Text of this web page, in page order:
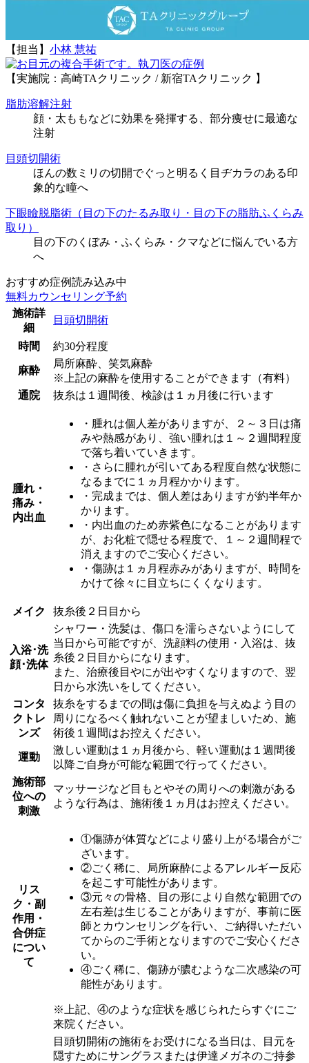
【担当】 小林 慧祐
執刀医の症例
【実施院：高崎TAクリニック / 新宿TAクリニック 】
脂肪溶解注射
顔・太ももなどに効果を発揮する、部分痩せに最適な
注射
目頭切開術
ほんの数ミリの切開でぐっと明るく目ヂカラのある印
象的な瞳へ
下眼瞼脱脂術（目の下のたるみ取り・目の下の脂肪ふくらみ
取り）
目の下のくぼみ・ふくらみ・クマなどに悩んでいる方
へ
おすすめ症例読み込み中
無料カウンセリング予約
施術詳
細
目頭切開術
時間 約30分程度
麻酔
局所麻酔、笑気麻酔
※上記の麻酔を使用することができます（有料）
通院
抜糸は１週間後、検診は１ヵ月後に行います
腫れ・
痛み・
内出血
・腫れは個人差がありますが、２～３日は痛
みや熱感があり、強い腫れは１～２週間程度
で落ち着いていきます。
・さらに腫れが引いてある程度自然な状態に
なるまでに１ヵ月程かかります。
・完成までは、個人差はありますが約半年か
かります。
・内出血のため赤紫色になることがあります
が、お化粧で隠せる程度で、１～２週間程で
消えますのでご安心ください。
・傷跡は１ヵ月程赤みがありますが、時間を
かけて徐々に目立ちにくくなります。
メイク 抜糸後２日目から
入浴･洗
顔･洗体
シャワー・洗髪は、傷口を濡らさないようにして
当日から可能ですが、洗顔料の使用・入浴は、抜
糸後２日目からになります。
また、治療後目やにが出やすくなりますので、翌
日から水洗いをしてください。
コンタ
クトレ
ンズ
抜糸をするまでの間は傷に負担を与えぬよう目の
周りになるべく触れないことが望ましいため、施
術後１週間はお控えください。
運動
激しい運動は１ヵ月後から、軽い運動は１週間後
以降ご自身が可能な範囲で行ってください。
施術部
位への
刺激
マッサージなど目もとやその周りへの刺激がある
ような行為は、施術後１ヵ月はお控えください。
リス
ク・副
作用・
合併症
につい
て
①傷跡が体質などにより盛り上がる場合がご
ざいます。
②ごく稀に、局所麻酔によるアレルギー反応
を起こす可能性があります。
③元々の骨格、目の形により自然な範囲での
左右差は生じることがありますが、事前に医
師とカウンセリングを行い、ご納得いただい
てからのご手術となりますのでご安心くださ
い。
④ごく稀に、傷跡が膿むような二次感染の可
能性があります。
※上記、④のような症状を感じられたらすぐにご
来院ください。
目頭切開術の施術をお受けになる当日は、目元を
隠すためにサングラスまたは伊達メガネのご持参